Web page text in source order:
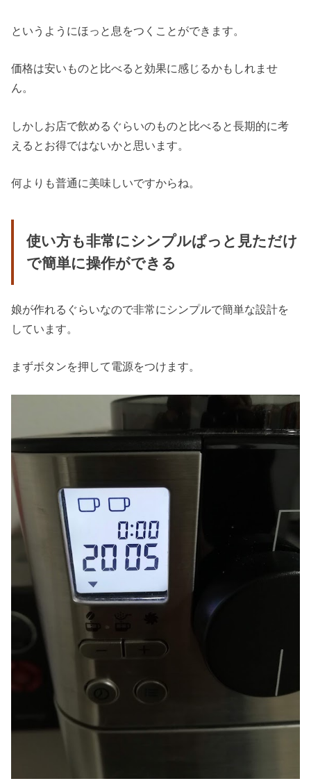
というようにほっと息をつくことができます。
価格は安いものと比べると効果に感じるかもしれませ
ん。
しかしお店で飲めるぐらいのものと比べると長期的に考
えるとお得ではないかと思います。
何よりも普通に美味しいですからね。
使い方も非常にシンプルぱっと見ただけ
で簡単に操作ができる
娘が作れるぐらいなので非常にシンプルで簡単な設計を
しています。
まずボタンを押して電源をつけます。